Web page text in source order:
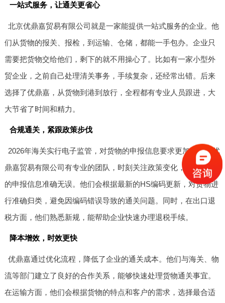
一站式服务，让通关更省心
北京优鼎嘉贸易有限公司就是一家能提供一站式服务的企业。他
们从货物的报关、报检，到运输、仓储，都能一手包办。企业只
需要把货物交给他们，剩下的就不用操心了。比如有一家小型外
贸企业，之前自己处理清关事务，手续复杂，还经常出错。后来
选择了优鼎嘉，从货物到港到放行，全程都有专业人员跟进，大
大节省了时间和精力。
合规通关，紧跟政策步伐
2026年海关实行电子监管，对货物的申报信息要求更加严格。优
鼎嘉贸易有限公司有专业的团队，时刻关注政策变化，确保企业
的申报信息准确无误。他们会根据最新的HS编码更新，对货物进
行准确归类，避免因编码错误导致的通关问题。同时，在出口退
税方面，他们熟悉新规，能帮助企业快速办理退税手续。
降本增效，时效更快
优鼎嘉通过优化流程，降低了企业的通关成本。他们与海关、物
流等部门建立了良好的合作关系，能够快速处理货物通关事宜。
在运输方面，他们会根据货物的特点和客户的需求，选择最合适